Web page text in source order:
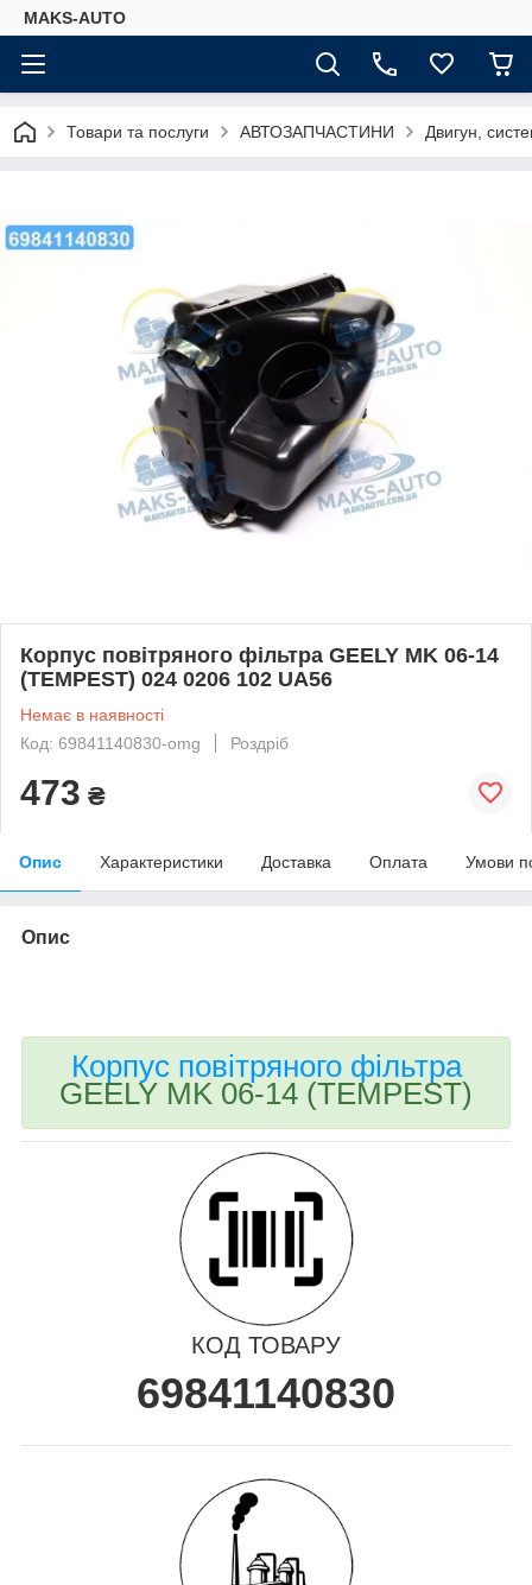
MAKS-AUTO
Товари та послуги АВТОЗАПЧАСТИНИ Двигун,
Корпус повітряного фільтра GEELY MK 06-14
(TEMPEST) 024 0206 102 UA56
Немає в наявності
Код: 69841140830-omg
Роздріб
473 ₴
Опис Характеристики Доставка Оплата Умови
Опис
Корпус повітряного фільтра
GEELY MK 06-14 (TEMPEST)
КОД ТОВАРУ
69841140830